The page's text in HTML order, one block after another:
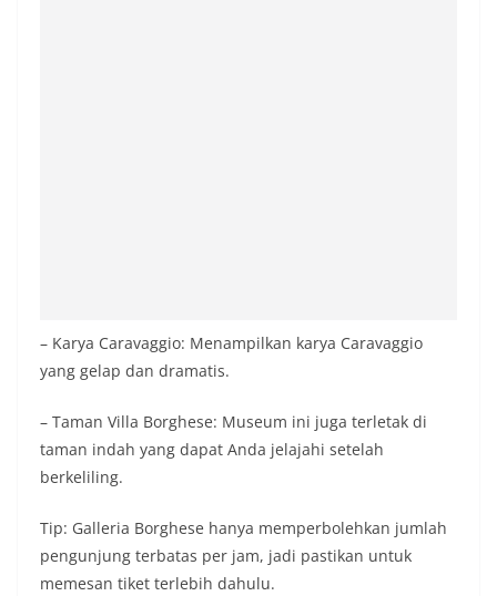
– Karya Caravaggio: Menampilkan karya Caravaggio
yang gelap dan dramatis.
– Taman Villa Borghese: Museum ini juga terletak di
taman indah yang dapat Anda jelajahi setelah
berkeliling.
Tip: Galleria Borghese hanya memperbolehkan jumlah
pengunjung terbatas per jam, jadi pastikan untuk
memesan tiket terlebih dahulu.